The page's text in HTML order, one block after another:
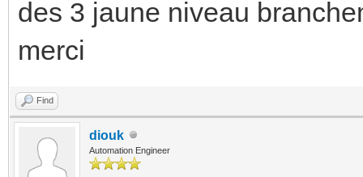
des 3 jaune niveau
merci
Find
diouk
Automation Engineer